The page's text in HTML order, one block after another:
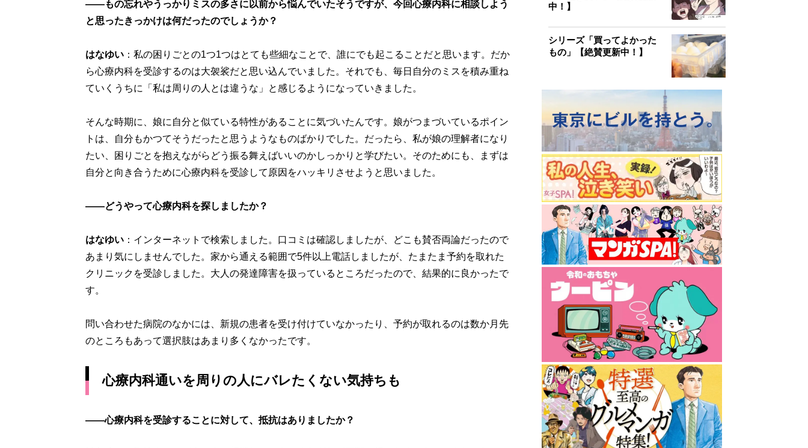
――もの忘れやうっかりミスの多さに以前から悩んでいたそうですが、今回心療内科に相談しよう
と思ったきっかけは何だったのでしょうか？
はなゆい ：私の困りごとの1つ1つはとても些細なことで、誰にでも起こることだと思います。だか
ら心療内科を受診するのは大袈裟だと思い込んでいました。それでも、毎日自分のミスを積み重ね
ていくうちに「私は周りの人とは違うな」と感じるようになっていきました。
そんな時期に、娘に自分と似ている特性があることに気づいたんです。娘がつまづいているポイン
トは、自分もかつてそうだったと思うようなものばかりでした。だったら、私が娘の理解者になり
たい、困りごとを抱えながらどう振る舞えばいいのかしっかりと学びたい。そのためにも、まずは
自分と向き合うために心療内科を受診して原因をハッキリさせようと思いました。
――どうやって心療内科を探しましたか？
はなゆい ：インターネットで検索しました。口コミは確認しましたが、どこも賛否両論だったので
あまり気にしませんでした。家から通える範囲で5件以上電話しましたが、たまたま予約を取れた
クリニックを受診しました。大人の発達障害を扱っているところだったので、結果的に良かったで
す。
問い合わせた病院のなかには、新規の患者を受け付けていなかったり、予約が取れるのは数か月先
のところもあって選択肢はあまり多くなかったです。
心療内科通いを周りの人にバレたくない気持ちも
――心療内科を受診することに対して、抵抗はありましたか？
中！】
シリーズ「買ってよかった
もの」【絶賛更新中！】